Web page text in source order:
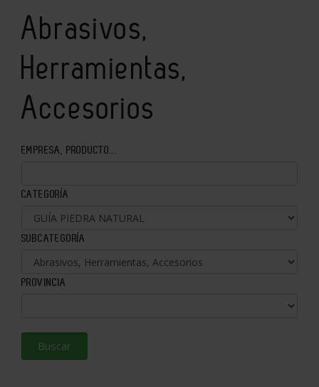
Abrasivos,
Herramientas,
Accesorios
EMPRESA, PRODUCTO...
CATEGORÍA
SUBCATEGORÍA
PROVINCIA
Buscar